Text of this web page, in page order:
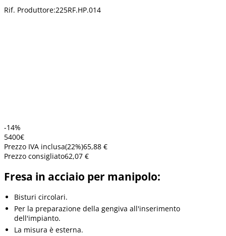
Rif. Produttore:225RF.HP.014
-14%
5400€
Prezzo IVA inclusa(22%)65,88 €
Prezzo consigliato62,07 €
Fresa in acciaio per manipolo:
Bisturi circolari.
Per la preparazione della gengiva all'inserimento
dell'impianto.
La misura è esterna.